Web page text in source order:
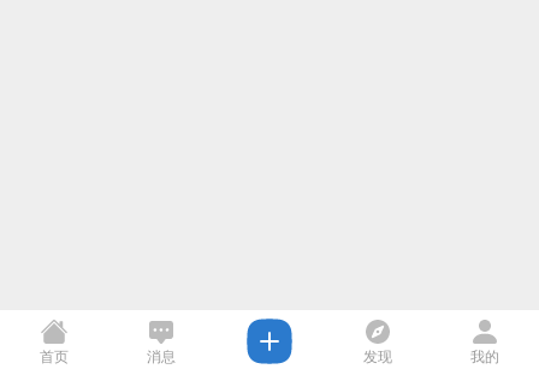
首页 消息 发现 我的